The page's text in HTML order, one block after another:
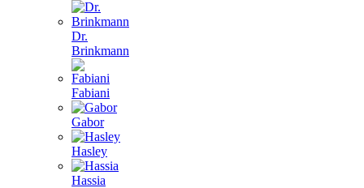
Dr.
Brinkmann
Fabiani
Gabor
Hasley
Hassia